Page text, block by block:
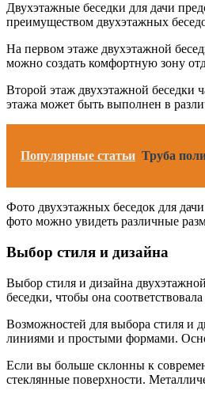
Двухэтажные беседки для дачи
преимуществом двухэтажных
На первом этаже двухэтажной
можно создать комфортную зону
Второй этаж двухэтажной беседки
этажа может быть выполнен в
Популярные статьи Труба
Фото двухэтажных беседок для
фото можно увидеть различные
Выбор стиля и дизайна
Выбор стиля и дизайна
беседки, чтобы она
Возможностей для выбора стиля и
линиями и простыми формами.
Если вы больше склонны к
стеклянные поверхности.